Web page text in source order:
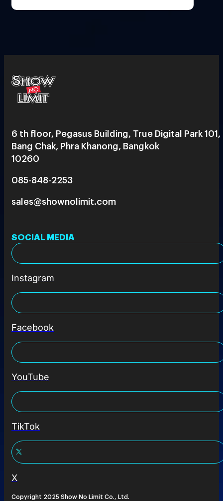
6 th floor, Pegasus Building, True Digital Park 101,
Bang Chak, Phra Khanong, Bangkok
10260
085-848-2253
sales@shownolimit.com
SOCIAL MEDIA
Instagram
Facebook
YouTube
TikTok
X
Copyright 2025 Show No Limit Co., Ltd.